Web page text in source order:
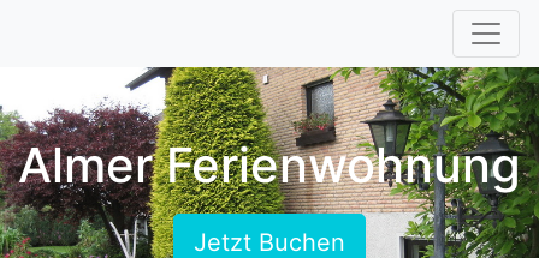
Wohnung
Freizeit
Preise
Almer Ferienwohnung
Jetzt Buchen